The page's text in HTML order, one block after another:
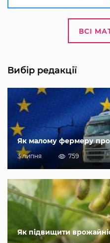
ВСІ
Вибір редакції
Як малому фермеру
3 липня 759
Як підвищити